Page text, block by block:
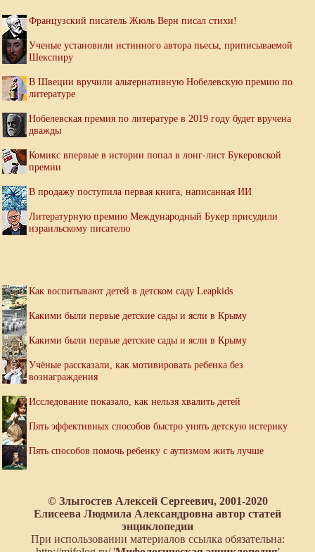
Французский писатель Жюль Верн писал стихи!
Ученые установили истинного автора пьесы, приписываемой
Шекспиру
В Швеции вручили альтернативную Нобелевскую премию по
литературе
Нобелевская премия по литературе в 2019 году будет вручена
дважды
Комикс впервые в истории попал в лонг-лист Букеровской
премии
В продажу поступила первая книга, написанная ИИ
Литературную премию Международный Букер присудили
израильскому писателю
Как воспитывают детей в детском саду Leapkids
Какими были первые детские сады и ясли в Крыму
Какими были первые детские сады и ясли в Крыму
Учёные рассказали, как мотивировать ребенка без
вознаграждения
Исследование показало, как нельзя хвалить детей
Пять эффективных способов быстро унять детскую истерику
Пять способов помочь ребенку с аутизмом жить лучше
© Злыгостев Алексей Сергеевич, 2001-2020
Елисеева Людмила Александровна автор статей
энциклопедии
При использовании материалов ссылка обязательна: